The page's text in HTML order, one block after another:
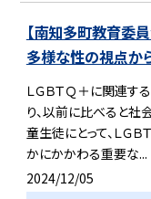
【南知多町教育委
多様な性の視点か
ＬＧＢＴＱ＋に関連す
り、以前に比べると社
童生徒にとって、ＬＧ
かにかかわる重要な...
2024/12/05